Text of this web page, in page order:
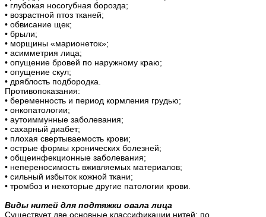
• глубокая носогубная борозда;
• возрастной птоз тканей;
• обвисание щек;
• брыли;
• морщины «марионеток»;
• асимметрия лица;
• опущение бровей по наружному краю;
• опущение скул;
• дряблость подбородка.
Противопоказания:
• беременность и период кормления грудью;
• онкопатологии;
• аутоиммунные заболевания;
• сахарный диабет;
• плохая свертываемость крови;
• острые формы хронических болезней;
• общеинфекционные заболевания;
• непереносимость вживляемых материалов;
• сильный избыток кожной ткани;
• тромбоз и некоторые другие патологии крови.
Виды нитей для подтяжки овала лица
Существует две основные классификации нитей: по